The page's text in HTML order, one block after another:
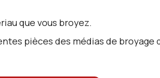
que vous broyez.
pièces des médias de